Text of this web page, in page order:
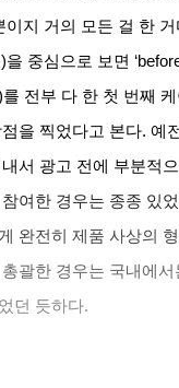
이지 거의 모든 걸 한 거
)을 중심으로 보면
)를 전부 다 한 첫 번째
을 찍었다고 본다. 예
서 광고 전에 부분적
여한 경우는 종종 있
완전히 제품 사상의
괄한 경우는 국내에서
던 듯하다.